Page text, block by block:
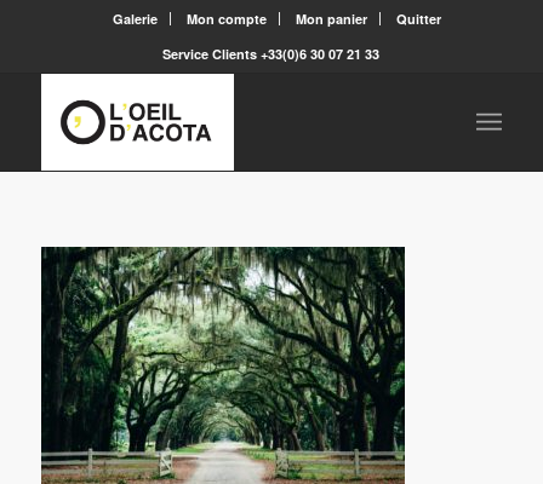
Galerie Mon compte Mon panier
Quitter
Service Clients +33(0)6 30 07 21 33